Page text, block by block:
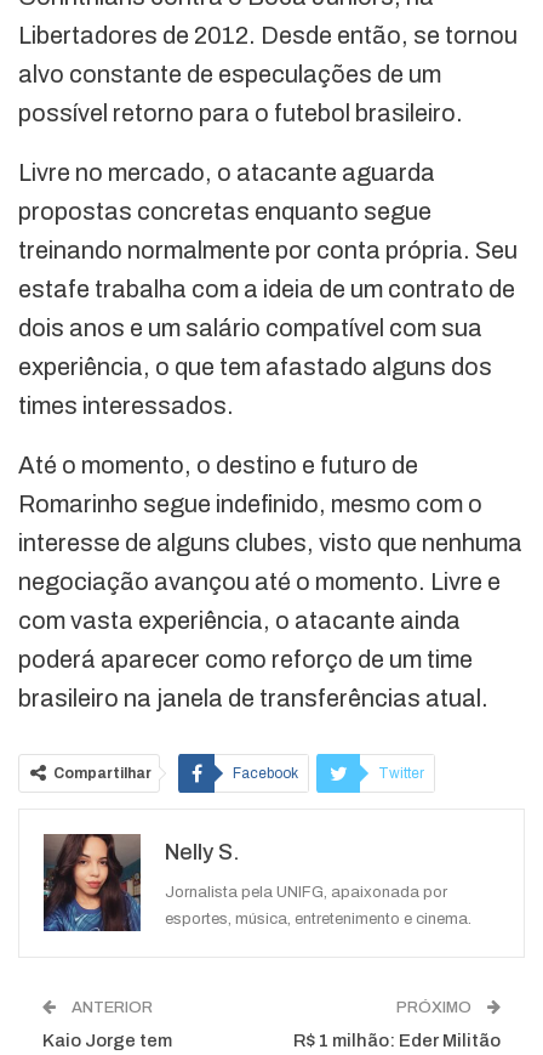
Libertadores de 2012. Desde então, se tornou
alvo constante de especulações de um
possível retorno para o futebol brasileiro.
Livre no mercado, o atacante aguarda
propostas concretas enquanto segue
treinando normalmente por conta própria. Seu
estafe trabalha com a ideia de um contrato de
dois anos e um salário compatível com sua
experiência, o que tem afastado alguns dos
times interessados.
Até o momento, o destino e futuro de
Romarinho segue indefinido, mesmo com o
interesse de alguns clubes, visto que nenhuma
negociação avançou até o momento. Livre e
com vasta experiência, o atacante ainda
poderá aparecer como reforço de um time
brasileiro na janela de transferências atual.
Compartilhar Facebook Twitter
WhatsApp
Nelly S.
Jornalista pela UNIFG, apaixonada por
esportes, música, entretenimento e cinema.
ANTERIOR
Kaio Jorge tem
PRÓXIMO
R$ 1 milhão: Eder Militão